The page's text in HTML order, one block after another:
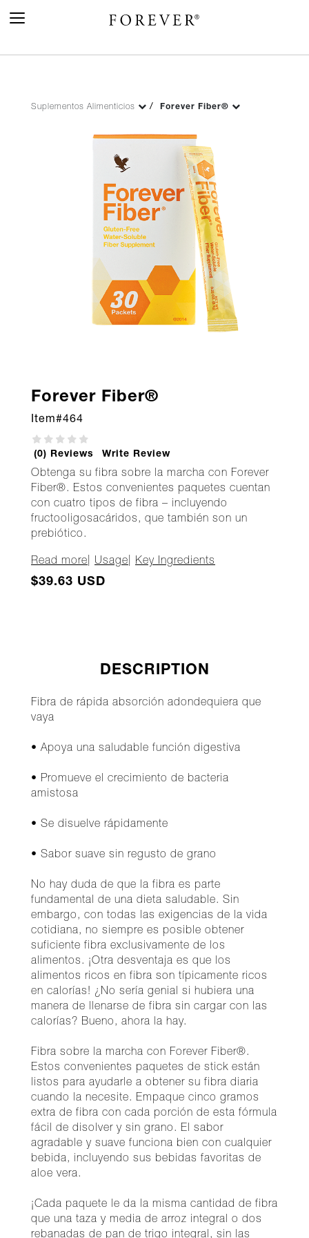
Toggle
Suplementos Alimenticios Forever Fiber®
Forever Fiber®
Item#464
(0) Reviews Write Review
Obtenga su fibra sobre la marcha con Forever
Fiber®. Estos convenientes paquetes cuentan
con cuatro tipos de fibra – incluyendo
fructooligosacáridos, que también son un
prebiótico.
Read more Usage Key Ingredients
$39.63 USD
DESCRIPTION
Fibra de rápida absorción adondequiera que
vaya
• Apoya una saludable función digestiva
• Promueve el crecimiento de bacteria
amistosa
• Se disuelve rápidamente
• Sabor suave sin regusto de grano
No hay duda de que la fibra es parte
fundamental de una dieta saludable. Sin
embargo, con todas las exigencias de la vida
cotidiana, no siempre es posible obtener
suficiente fibra exclusivamente de los
alimentos. ¡Otra desventaja es que los
alimentos ricos en fibra son típicamente ricos
en calorías! ¿No sería genial si hubiera una
manera de llenarse de fibra sin cargar con las
calorías? Bueno, ahora la hay.
Fibra sobre la marcha con Forever Fiber®.
Estos convenientes paquetes de stick están
listos para ayudarle a obtener su fibra diaria
cuando la necesite. Empaque cinco gramos
extra de fibra con cada porción de esta fórmula
fácil de disolver y sin grano. El sabor
agradable y suave funciona bien con cualquier
bebida, incluyendo sus bebidas favoritas de
aloe vera.
¡Cada paquete le da la misma cantidad de fibra
que una taza y media de arroz integral o dos
rebanadas de pan de trigo integral, sin las